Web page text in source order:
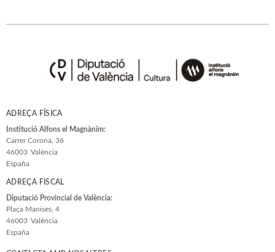
ADREÇA FÍSICA
Institució Alfons el Magnànim:
Carrer Corona, 36
46003 València
España
ADREÇA FISCAL
Diputació Provincial de València:
Plaça Manises, 4
46003 València
España